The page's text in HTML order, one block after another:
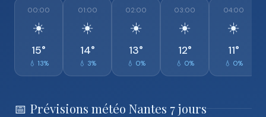
00:00
☀️
15°
💧 13%
01:00
☀️
14°
💧 3%
02:00
☀️
13°
💧 0%
03:00
☀️
12°
💧 0%
04:00
☀️
11°
💧 0%
📅 Prévisions météo Nantes 7 jours